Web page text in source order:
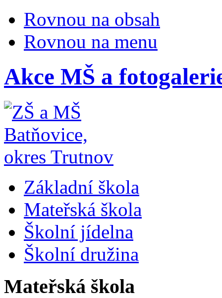
Rovnou na obsah
Rovnou na menu
Akce MŠ a
Základní škola
Mateřská škola
Školní jídelna
Školní družina
Mateřská škola